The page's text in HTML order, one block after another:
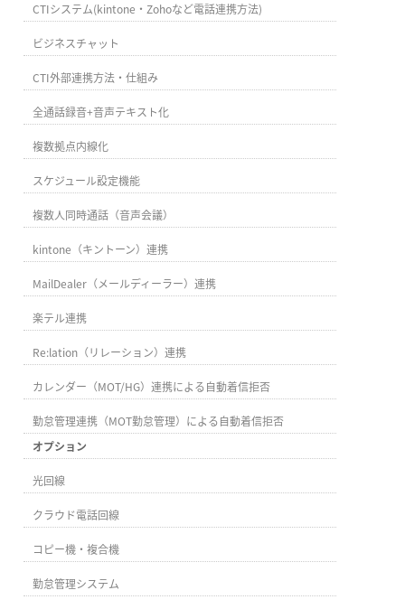
CTIシステム(kintone・Zohoなど電話連携方法)
ビジネスチャット
CTI外部連携方法・仕組み
全通話録音+音声テキスト化
複数拠点内線化
スケジュール設定機能
複数人同時通話（音声会議）
kintone（キントーン）連携
MailDealer（メールディーラー）連携
楽テル連携
Re:lation（リレーション）連携
カレンダー（MOT/HG）連携による自動着信拒否
勤怠管理連携（MOT勤怠管理）による自動着信拒否
オプション
光回線
クラウド電話回線
コピー機・複合機
勤怠管理システム